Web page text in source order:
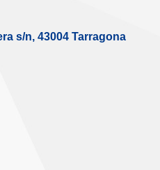
s/n, 43004 Tarragona